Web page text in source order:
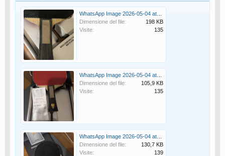
Dimensione del file:
198 KB
Visite:
135
Dimensione del file:
105,9 KB
Visite:
135
Dimensione del file:
130,7 KB
Visite:
139